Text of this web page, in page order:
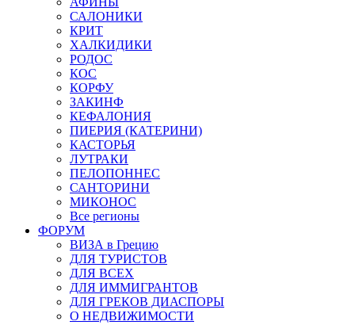
САЛОНИКИ
КРИТ
ХАЛКИДИКИ
РОДОС
КОС
КОРФУ
ЗАКИНФ
КЕФАЛОНИЯ
ПИЕРИЯ (КАТЕРИНИ)
КАСТОРЬЯ
ЛУТРАКИ
ПЕЛОПОННЕС
САНТОРИНИ
МИКОНОС
Все регионы
ФОРУМ
ВИЗА в Грецию
ДЛЯ ТУРИСТОВ
ДЛЯ ВСЕХ
ДЛЯ ИММИГРАНТОВ
ДЛЯ ГРЕКОВ ДИАСПОРЫ
О НЕДВИЖИМОСТИ